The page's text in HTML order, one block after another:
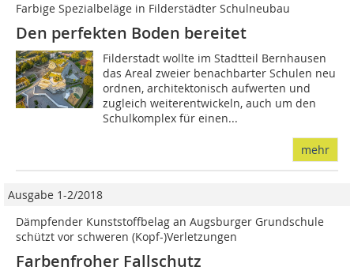
Farbige Spezialbeläge in Filderstädter Schulneubau
Den perfekten Boden bereitet
Filderstadt wollte im Stadtteil Bernhausen
das Areal zweier benachbarter Schulen neu
ordnen, architektonisch aufwerten und
zugleich weiterentwickeln, auch um den
Schulkomplex für einen...
mehr
Ausgabe 1-2/2018
Dämpfender Kunststoffbelag an Augsburger Grundschule
schützt vor schweren (Kopf-)Verletzungen
Farbenfroher Fallschutz